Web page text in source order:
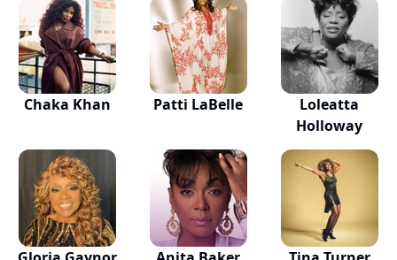
Chaka Khan Patti LaBelle
Loleatta
Holloway